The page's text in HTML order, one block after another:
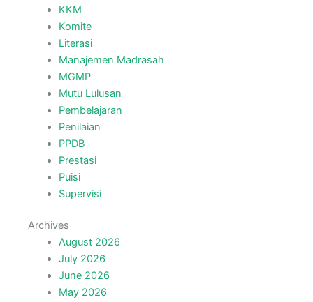
KKM
Komite
Literasi
Manajemen Madrasah
MGMP
Mutu Lulusan
Pembelajaran
Penilaian
PPDB
Prestasi
Puisi
Supervisi
Archives
August 2026
July 2026
June 2026
May 2026